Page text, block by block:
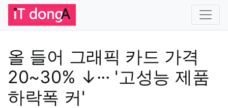
올 들어 그래픽 카드 가격
20~30% ↓··· '고성능 제품
하락폭 커'